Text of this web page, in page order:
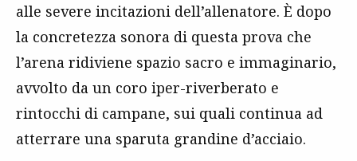
alle severe incitazioni dell’allenatore. È dopo
la concretezza sonora di questa prova che
l’arena ridiviene spazio sacro e immaginario,
avvolto da un coro iper-riverberato e
rintocchi di campane, sui quali continua ad
atterrare una sparuta grandine d’acciaio.